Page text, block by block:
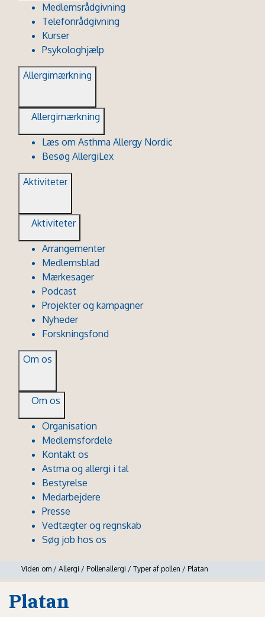
Medlemsrådgivning
Telefonrådgivning
Kurser
Psykologhjælp
Allergimærkning
Allergimærkning
Læs om Asthma Allergy Nordic
Besøg AllergiLex
Aktiviteter
Aktiviteter
Arrangementer
Medlemsblad
Mærkesager
Podcast
Projekter og kampagner
Nyheder
Forskningsfond
Om os
Om os
Organisation
Medlemsfordele
Kontakt os
Astma og allergi i tal
Bestyrelse
Medarbejdere
Presse
Vedtægter og regnskab
Søg job hos os
Viden om / Allergi / Pollenallergi / Typer af pollen / Platan
Platan